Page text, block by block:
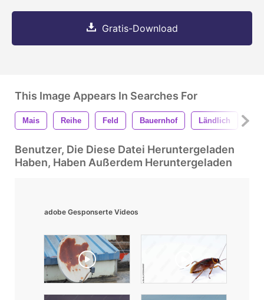
Gratis-Download
This Image Appears In Searches For
Mais Reihe Feld Bauernhof Ländlich
Benutzer, Die Diese Datei Heruntergeladen
Haben, Haben Außerdem Heruntergeladen
adobe Gesponserte Videos